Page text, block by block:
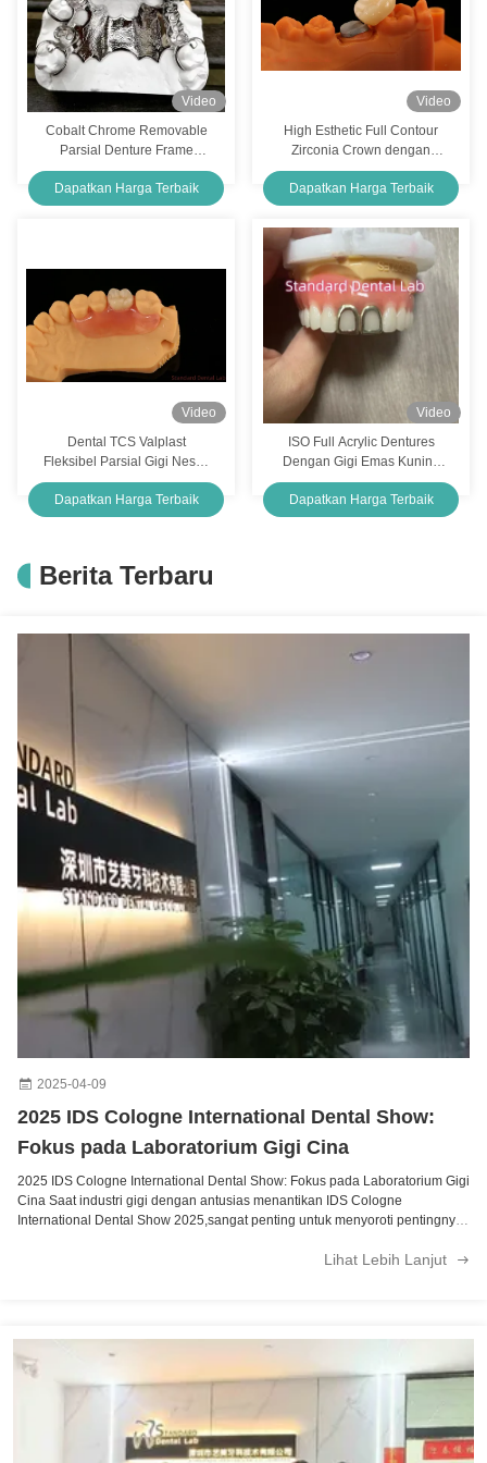
Video
Cobalt Chrome Removable
Parsial Denture Frame
Pencetakan Laser Ni Be
Gratis
Dapatkan Harga Terbaik
Video
High Esthetic Full Contour
Zirconia Crown dengan
Metal Post Core 5 Tahun
Garansi dan Teknisi Lebih
Baik dari SDL Dental Lab
Dapatkan Harga Terbaik
Video
Dental TCS Valplast
Fleksibel Parsial Gigi Nesbit
Valplast Finish Cina Dental
Lab Valplast Clamp
Dapatkan Harga Terbaik
Video
ISO Full Acrylic Dentures
Dengan Gigi Emas Kuning
Muka Terbuka
Dapatkan Harga Terbaik
Berita Terbaru
2025-04-09
2025 IDS Cologne International Dental Show:
Fokus pada Laboratorium Gigi Cina
2025 IDS Cologne International Dental Show: Fokus pada Laboratorium Gigi
Cina Saat industri gigi dengan antusias menantikan IDS Cologne
International Dental Show 2025,sangat penting untuk menyoroti pentingnya
globalDi antara kemitraan tersebut, Shenzhen Yimei Dental Technology Co.,
Technology Co, Ltd, diakses melalui situs web mereka,
standarddentallab.com,telah membuat kemajuan yang signifikan dalam
menyediakan produk dan layanan berkualitas tinggi untuk profesional
gigiKeahlian mereka adalah game-changer untuk praktik gigi dan
laboratorium di pasar Eropa dan Amerika.laboratorium gigi ini memahami
tuntutan dan harapan unik dari klinik gigi di seluruh dunia. Sebagai
laboratorium gigi terkemuka di China, Shenzhen Yimei Dental Technology
Lihat Lebih Lanjut